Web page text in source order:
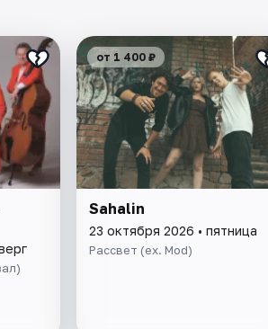
от 1 400 ₽
Sahalin
23 октября 2026 • пятница
Рассвет (ex. Mod)